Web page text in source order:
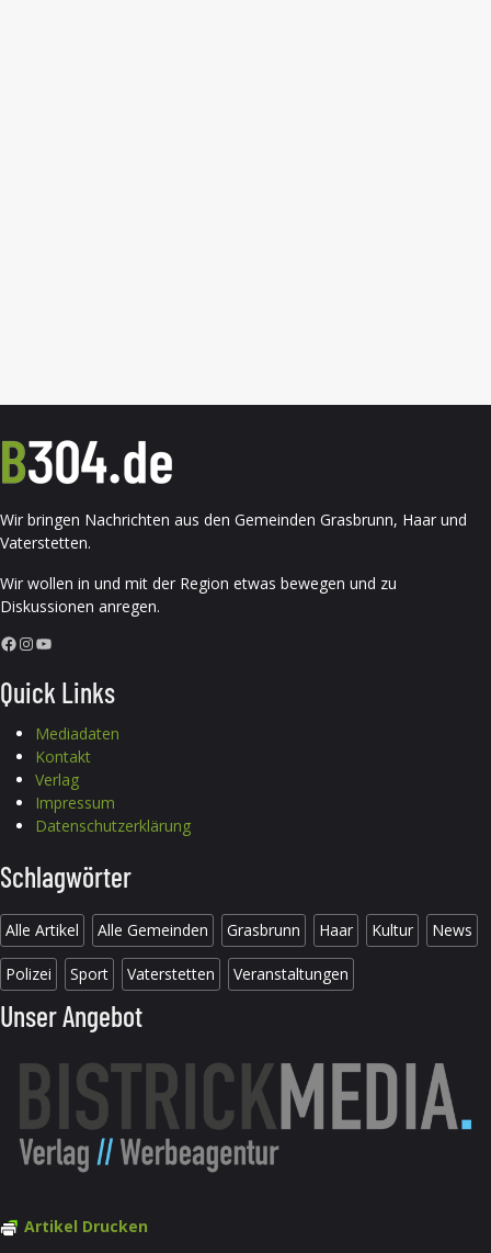
Wir bringen Nachrichten aus den Gemeinden Grasbrunn, Haar und
Vaterstetten.
Wir wollen in und mit der Region etwas bewegen und zu
Diskussionen anregen.
Facebook InstagramYouTube
Quick Links
Mediadaten
Kontakt
Verlag
Impressum
Datenschutzerklärung
Schlagwörter
Alle Artikel Alle Gemeinden Grasbrunn Haar Kultur News
Polizei Sport Vaterstetten Veranstaltungen
Unser Angebot
Artikel Drucken